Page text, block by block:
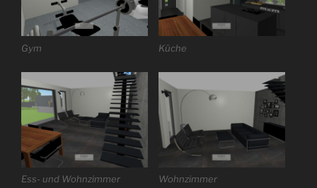
Gym Küche
Ess- und Wohnzimmer Wohnzimmer